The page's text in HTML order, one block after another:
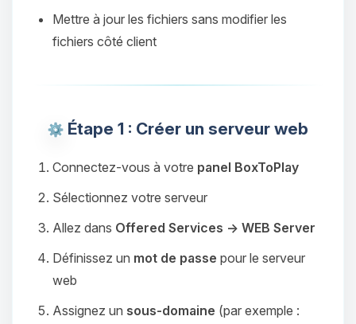
Mettre à jour les fichiers sans modifier les
fichiers côté client
Étape 1 : Créer un serveur web
Connectez-vous à votre panel BoxToPlay
Sélectionnez votre serveur
Allez dans Offered Services → WEB Server
Définissez un mot de passe pour le serveur
web
Assignez un sous-domaine (par exemple :